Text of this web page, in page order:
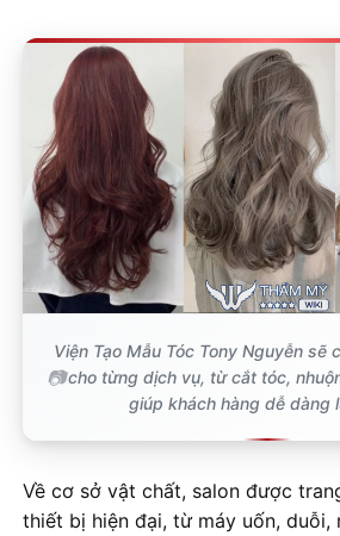
Viện Tạo Mẫu Tóc Tony Nguyễn sẽ
cho từng dịch vụ, từ cắt tóc,
giúp khách hàng dễ dàng
Về cơ sở vật chất, salon được
thiết bị hiện đại, từ máy uốn, duỗi,